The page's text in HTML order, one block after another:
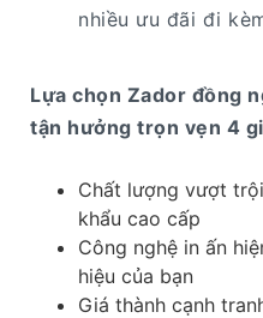
nhiều ưu đãi đi
Lựa chọn Zador đồng
tận hưởng trọn vẹn 4
Chất lượng vượt
khẩu cao cấp
Công nghệ in ấn
hiệu của bạn
Giá thành cạnh